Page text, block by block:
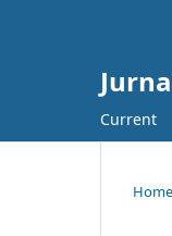
Current
Home